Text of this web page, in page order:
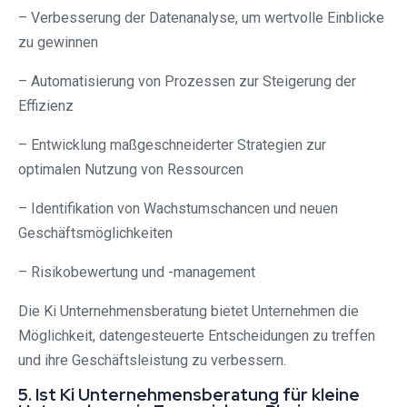
– Verbesserung der Datenanalyse, um wertvolle Einblicke
zu gewinnen
– Automatisierung von Prozessen zur Steigerung der
Effizienz
– Entwicklung maßgeschneiderter Strategien zur
optimalen Nutzung von Ressourcen
– Identifikation von Wachstumschancen und neuen
Geschäftsmöglichkeiten
– Risikobewertung und -management
Die Ki Unternehmensberatung bietet Unternehmen die
Möglichkeit, datengesteuerte Entscheidungen zu treffen
und ihre Geschäftsleistung zu verbessern.
5. Ist Ki Unternehmensberatung für kleine